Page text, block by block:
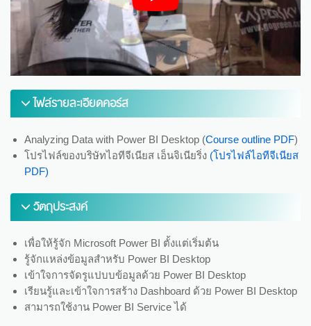
ไฟล์รายละเอียดคอร์ส
Analyzing Data with Power BI Desktop (Course outline PDF)
โปรไฟล์ของบริษัทไอทีจีเนียส เอ็นจิเนียริ่ง (โปรไฟล์ไอทีจีเนียส
PDF)
วัตถุประสงค์
เพื่อให้รู้จัก Microsoft Power BI ตั้งแต่เริ่มต้น
รู้จักแหล่งข้อมูลสำหรับ Power BI Desktop
เข้าใจการจัดรูแปบบข้อมูลด้วย Power BI Desktop
เรียนรู้และเข้าใจการสร้าง Dashboard ด้วย Power BI Desktop
สามารถใช้งาน Power BI Service ได้